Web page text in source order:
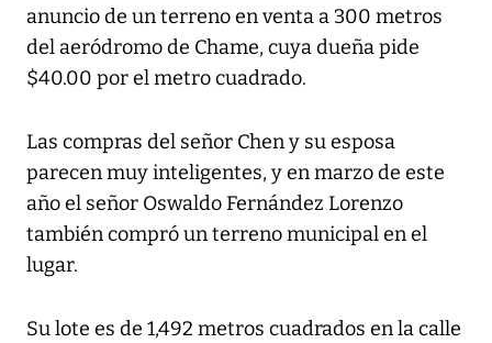
anuncio de un terreno en venta a 300 metros
del aeródromo de Chame, cuya dueña pide
$40.00 por el metro cuadrado.
Las compras del señor Chen y su esposa
parecen muy inteligentes, y en marzo de este
año el señor Oswaldo Fernández Lorenzo
también compró un terreno municipal en el
lugar.
Su lote es de 1,492 metros cuadrados en la calle